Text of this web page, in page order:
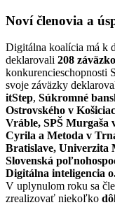
Noví členovia a
Digitálna koalícia má k
deklarovali 208
konkurencieschopnosti
svoje záväzky
itStep, Súkromné
Ostrovského v
Vráble, SPŠ Murgaša
Cyrila a Metoda v
Bratislave, Univerzita
Slovenská
Digitálna inteligencia
V uplynulom roku sa
zrealizovať niekoľko